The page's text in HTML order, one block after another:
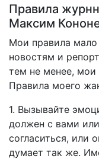
Правила
Максим
Мои правила
новостям и
тем не менее, мои
Правила моего
1. Вызывайте
должен с вами
согласиться, или
думает так же.